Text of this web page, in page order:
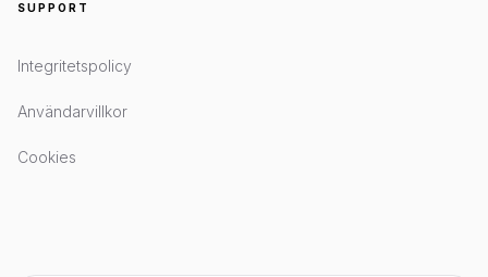
SUPPORT
Integritetspolicy
Användarvillkor
Cookies